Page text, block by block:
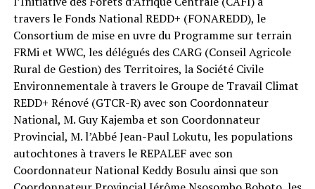
travers le Fonds National REDD+ (FONAREDD), le
Consortium de mise en uvre du Programme sur terrain
FRMi et WWC, les délégués des CARG (Conseil Agricole
Rural de Gestion) des Territoires, la Société Civile
Environnementale à travers le Groupe de Travail Climat
REDD+ Rénové (GTCR-R) avec son Coordonnateur
National, M. Guy Kajemba et son Coordonnateur
Provincial, M. l’Abbé Jean-Paul Lokutu, les populations
autochtones à travers le REPALEF avec son
Coordonnateur National Keddy Bosulu ainsi que son